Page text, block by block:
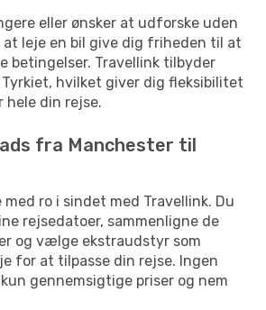
eller ønsker at udforske uden
leje en bil give dig friheden til at
betingelser. Travellink tilbyder
hvilket giver dig fleksibilitet
hele din rejse.
fra Manchester til
ro i sindet med Travellink. Du
rejsedatoer, sammenligne de
og vælge ekstraudstyr som
for at tilpasse din rejse. Ingen
gennemsigtige priser og nem